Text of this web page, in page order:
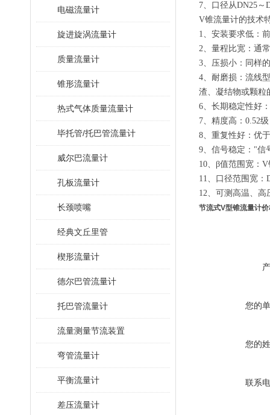
电磁流量计
旋进旋涡流量计
质量流量计
锥形流量计
热式气体质量流量计
毕托管/托巴管流量计
威尔巴流量计
孔板流量计
长颈喷嘴
经典文丘里管
楔形流量计
德尔巴管流量计
托巴管流量计
流量测量节流装置
弯管流量计
平衡流量计
差压流量计
7、口径从DN25～
V锥流量计的技术
1、安装要求低：
2、量程比宽：通
3、压损小：同样
4、耐磨损：流线
渣、凝结物或颗粒
6、长期稳定性好
7、精度高：0.52
8、重复性好：优
9、信号稳定："信
10、β值范围宽：
11、口径范围宽：
12、可测高温、
节流式V型锥流量计
您的
您的
联系